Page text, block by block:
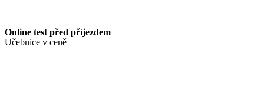
Online test před příjezdem
Učebnice v ceně